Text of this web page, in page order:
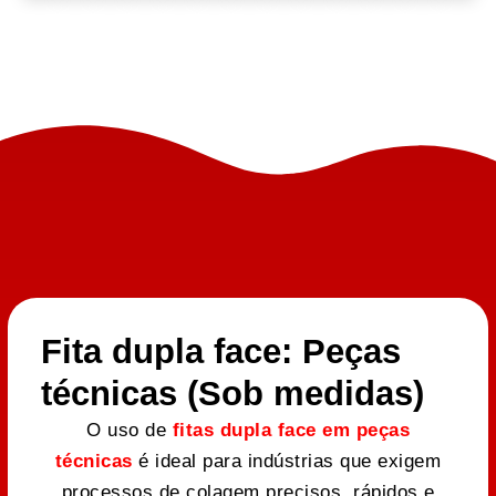
Fita dupla face: Peças
técnicas (Sob medidas)
O uso de fitas dupla face em peças
técnicas é ideal para indústrias que exigem